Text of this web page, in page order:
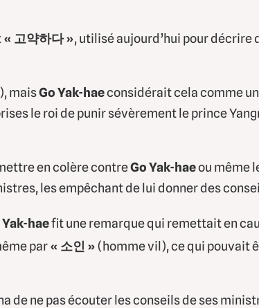
« 고약하다 », utilisé aujourd’hui pour décrire
maisGo Yak-haeconsidérait cela comme
le roi de punir sévèrement le prince
en colère contreGo Yak-haeou même
les empêchant de lui donner des
Yak-haefit une remarque qui remettait en
par« 소인 »(homme vil), ce qui pouvait
de ne pas écouter les conseils de ses